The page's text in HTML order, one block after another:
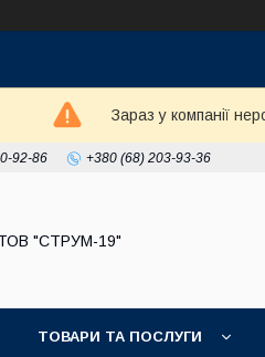
Зараз у компанії
92-86 +380 (68) 203-93-36
"СТРУМ-19"
ТОВАРИ ТА ПОСЛУГИ